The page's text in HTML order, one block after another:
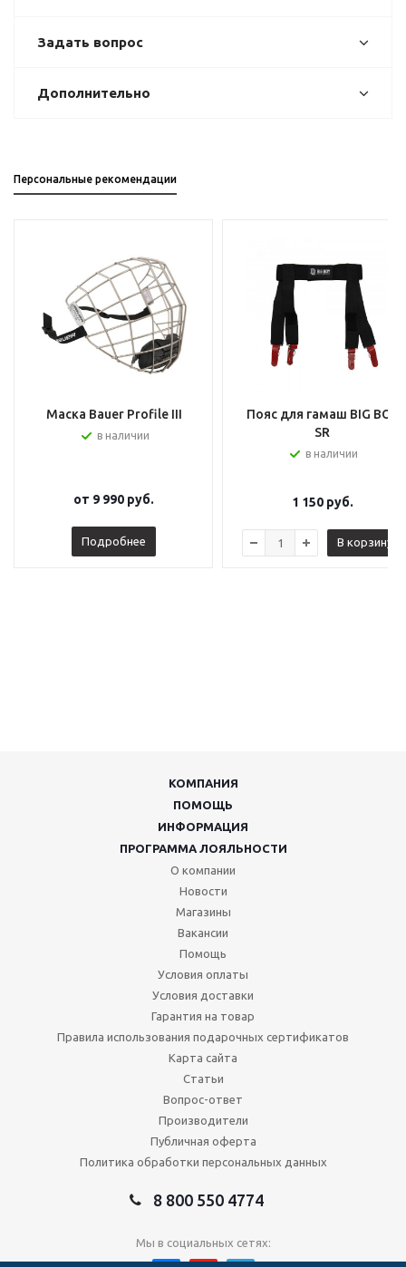
Задать вопрос
Дополнительно
Персональные рекомендации
Маска Bauer Profile III
в наличии
от 9 990 руб.
Подробнее
Пояс для гамаш BIG BOY
SR
в наличии
1 150руб.
В корзину
КОМПАНИЯ
ПОМОЩЬ
ИНФОРМАЦИЯ
ПРОГРАММА ЛОЯЛЬНОСТИ
О компании
Новости
Магазины
Вакансии
Помощь
Условия оплаты
Условия доставки
Гарантия на товар
Правила использования подарочных сертификатов
Карта сайта
Статьи
Вопрос-ответ
Производители
Публичная оферта
Политика обработки персональных данных
8 800 550 4774
Мы в социальных сетях: